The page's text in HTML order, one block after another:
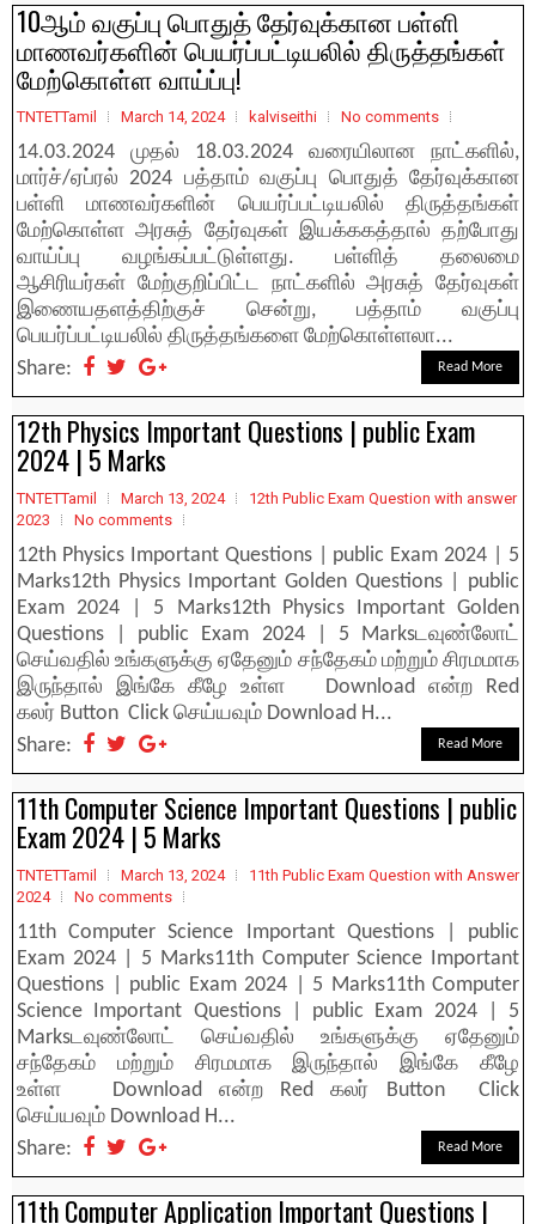
10ஆம் வகுப்பு பொதுத் தேர்வுக்கான பள்ளி
மாணவர்களின் பெயர்ப்பட்டியலில் திருத்தங்கள்
மேற்கொள்ள வாய்ப்பு!
TNTETTamil March 14, 2024 kalviseithi No comments
14.03.2024 முதல் 18.03.2024 வரையிலான நாட்களில்,
மார்ச்/ஏப்ரல் 2024 பத்தாம் வகுப்பு பொதுத் தேர்வுக்கான
பள்ளி மாணவர்களின் பெயர்ப்பட்டியலில் திருத்தங்கள்
மேற்கொள்ள அரசுத் தேர்வுகள் இயக்ககத்தால் தற்போது
வாய்ப்பு வழங்கப்பட்டுள்ளது. பள்ளித் தலைமை
ஆசிரியர்கள் மேற்குறிப்பிட்ட நாட்களில் அரசுத் தேர்வுகள்
இணையதளத்திற்குச் சென்று, பத்தாம் வகுப்பு
பெயர்ப்பட்டியலில் திருத்தங்களை மேற்கொள்ளலா...
Share:
Read More
12th Physics Important Questions | public Exam
2024 | 5 Marks
TNTETTamil March 13, 2024
12th Public Exam Question with answer
2023
No comments
12th Physics Important Questions | public Exam 2024 | 5
Marks12th Physics Important Golden Questions | public
Exam 2024 | 5 Marks12th Physics Important Golden
Questions | public Exam 2024 | 5 Marksடவுண்லோட்
செய்வதில் உங்களுக்கு ஏதேனும் சந்தேகம் மற்றும் சிரமமாக
இருந்தால் இங்கே கீழே உள்ள Download என்ற Red
கலர் Button Click செய்யவும் Download H...
Share:
Read More
11th Computer Science Important Questions | public
Exam 2024 | 5 Marks
TNTETTamil March 13, 2024
11th Public Exam Question with Answer
2024
No comments
11th Computer Science Important Questions | public
Exam 2024 | 5 Marks11th Computer Science Important
Questions | public Exam 2024 | 5 Marks11th Computer
Science Important Questions | public Exam 2024 | 5
Marksடவுண்லோட் செய்வதில் உங்களுக்கு ஏதேனும்
சந்தேகம் மற்றும் சிரமமாக இருந்தால் இங்கே கீழே
உள்ள Download என்ற Red கலர் Button Click
செய்யவும் Download H...
Share:
Read More
11th Computer Application Important Questions |